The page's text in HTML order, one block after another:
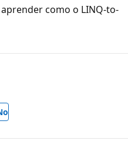
como o LINQ-to-